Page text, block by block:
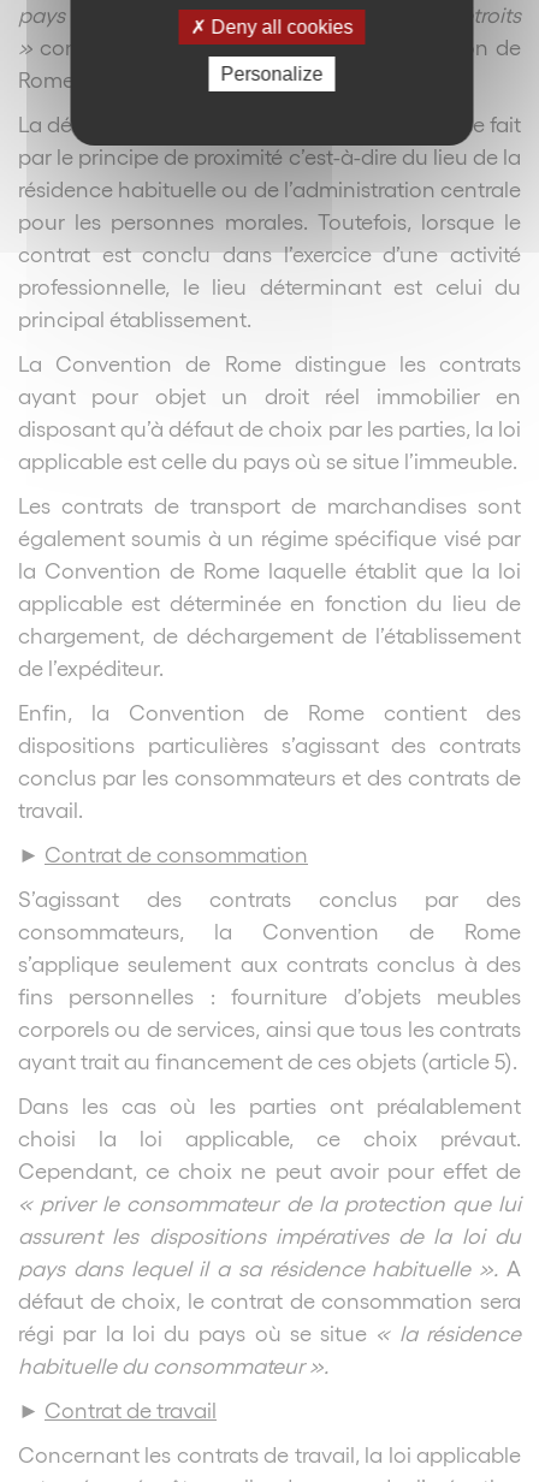
pays avec lequel il présente les liens les plus étroits
» conformément à l’article 4 de la Convention de
Rome.
La détermination des
se fait
par le principe de proximité c’est-à-dire du lieu de la
résidence habituelle ou de l’administration centrale
pour les personnes morales. Toutefois, lorsque le
contrat est conclu dans l’exercice d’une activité
professionnelle, le lieu déterminant est celui du
principal établissement.
La Convention de Rome distingue les contrats
ayant pour objet un droit réel immobilier en
disposant qu’à défaut de choix par les parties, la loi
applicable est celle du pays où se situe l’immeuble.
Les contrats de transport de marchandises sont
également soumis à un régime spécifique visé par
la Convention de Rome laquelle établit que la loi
applicable est déterminée en fonction du lieu de
chargement, de déchargement de l’établissement
de l’expéditeur.
Enfin, la Convention de Rome contient des
dispositions particulières s’agissant des contrats
conclus par les consommateurs et des contrats de
travail.
► Contrat de consommation
S’agissant des contrats conclus par des
consommateurs, la Convention de Rome
s’applique seulement aux contrats conclus à des
fins personnelles : fourniture d’objets meubles
corporels ou de services, ainsi que tous les contrats
ayant trait au financement de ces objets (article 5).
Dans les cas où les parties ont préalablement
choisi la loi applicable, ce choix prévaut.
Cependant, ce choix ne peut avoir pour effet de
« priver le consommateur de la protection que lui
assurent les dispositions impératives de la loi du
pays dans lequel il a sa résidence habituelle ». A
défaut de choix, le contrat de consommation sera
régi par la loi du pays où se situe « la résidence
habituelle du consommateur ».
► Contrat de travail
Concernant les contrats de travail, la loi applicable
Deny all cookies
Personalize